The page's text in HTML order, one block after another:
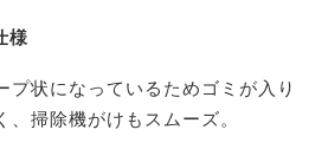
様
プ状になっているためゴミが入り
、掃除機がけもスムーズ。